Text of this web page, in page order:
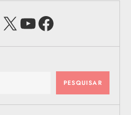
Instagram
X Youtube
PESQUISAR